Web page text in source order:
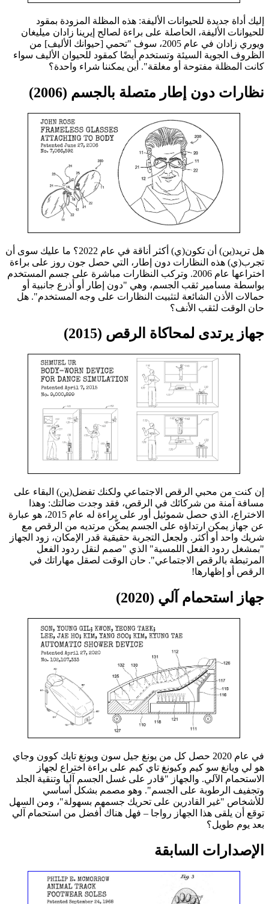
إليك أداة جديدة للحيوانات الأليفة: هذه المظلة المزودة بمقود
للحيوانات الأليفة، الحاصلة على براءة لصالح إيرينا زادان ميليغان
ويوري زادان في عام 2005، سوف "تحمي [حيوانك الأليف] من
الظروف الجوية السيئة وتستخدم أيضًا كمقود للحيوان الأليف سواء
كانت المظلة مفتوحة أو مغلقة". أين يمكننا شراء واحدة؟
نظارات دون إطار متصلة بالجسم (2006)
هل تريد(ين) أن تكون(ي) أكثر أناقة في عام 2022؟ ما عليك سوى أن
تجرب(ي) هذه النظارات دون إطار، التي حصل جون روز على براءة
اختراعها عام 2006. وتركب النظارات مباشرة على جسم المستخدم
بواسطة مسامير ثقب الجسم، وهي "دون إطار أو أذرع جانبية أو
حمالات الأذن الشائعة لتثبيت النظارات على وجه المستخدم". هل
حان الوقت لثقب الأنف؟
جهاز يرتدى لمحاكاة الرقص (2015)
إن كنت من محبي الرقص الاجتماعي ولكنك تفضل(ين) البقاء على
مسافة آمنة من شركائك في الرقص، فقد وجدت ضالتك: وهذا
الاختراع، الذي حصل شموئيل أور على براءة له عام 2015، هو عبارة
عن جهاز يمكن ارتداؤه على الجسم يمكّن مرتديه من الرقص مع
شريك واحد أو أكثر. ولجعل التجربة حقيقية قدر الإمكان، زود الجهاز
"بمشغل ردود الفعل اللمسية" الذي "صمم لنقل ردود الفعل
المرتبطة بالرقص الاجتماعي". حان الوقت لصقل مهاراتك في
الرقص أو إظهارها!
جهاز استحمام آلي (2020)
في عام 2020 حصل كل من يونغ جيل سون ويونغ تايك كوون وجاي
هو لي ويانغ سو كيم وكيونغ تاي كيم على براءة اختراع لجهاز
الاستحمام الآلي. والجهاز "قادر على غسل الجسم آليا وتنقية الجلد
وتجفيف الرطوبة على الجسم". وهو مصمم بشكل أساسي
للأشخاص "غير القادرين على تحريك جسمهم بسهولة"، ومن السهل
توقع أن يلقى هذا الجهاز رواجا – فهل هناك أفضل من استحمام آلي
بعد يوم طويل؟
الإصدارات السابقة